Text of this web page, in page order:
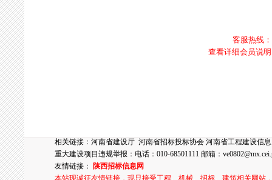
客服热线
查看详细会员说
相关链接： 河南省建设厅 河南省招标投标协会 河南省工程建设信
重大建设项目违规举报：电话：010-68501111 邮箱：
友情链接：
陕西招标信息网
本站现诚征友情链接，现只接受工程、机械、招标、建筑相关网站